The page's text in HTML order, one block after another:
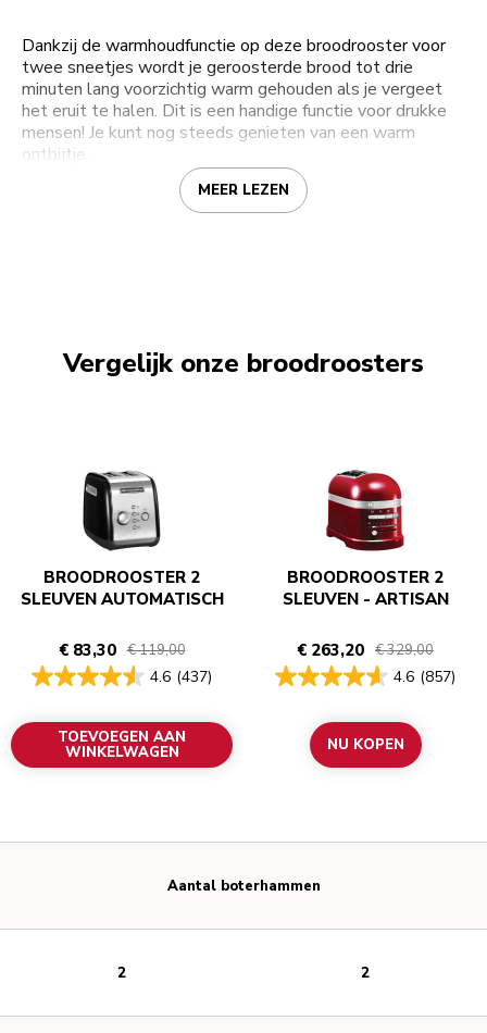
Dankzij de warmhoudfunctie op deze broodrooster voor
twee sneetjes wordt je geroosterde brood tot drie
minuten lang voorzichtig warm gehouden als je vergeet
het eruit te halen. Dit is een handige functie voor drukke
mensen! Je kunt nog steeds genieten van een warm
ontbijtje.
MEER LEZEN
Vergelijk onze broodroosters
BROODROOSTER 2
SLEUVEN AUTOMATISCH
€ 83,30 € 119,00
4.6 (437)
TOEVOEGEN AAN
WINKELWAGEN
BROODROOSTER 2
SLEUVEN - ARTISAN
€ 263,20 € 329,00
4.6 (857)
NU KOPEN
Aantal boterhammen
2 2